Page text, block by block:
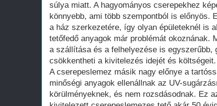
súlya miatt. A hagyományos cserepekhez
könnyebb, ami több szempontból is előnyös.
a ház szerkezetére, így olyan épületeknél is
tetőfedő anyagok már problémát okoznának.
a szállítása és a felhelyezése is egyszerűbb,
csökkentheti a kivitelezés idejét és költségeit.
A cserepeslemez másik nagy előnye a
minőségi anyagok ellenállnak az UV-
körülményeknek, és nem rozsdásodnak. Ez